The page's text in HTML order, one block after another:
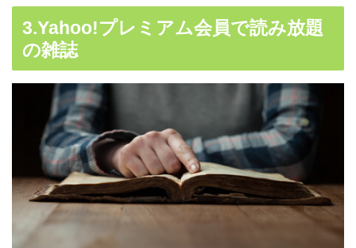
3.Yahoo!プレミアム会員で読み放題
の雑誌